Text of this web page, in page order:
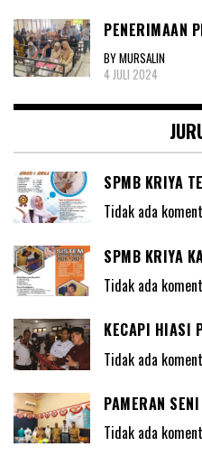
PENERIMAAN
BY MURSALIN
4 JULI 2024
SPMB KRIYA
Tidak ada
SPMB KRIYA
Tidak ada
KECAPI HIASI
Tidak ada
PAMERAN
Tidak ada